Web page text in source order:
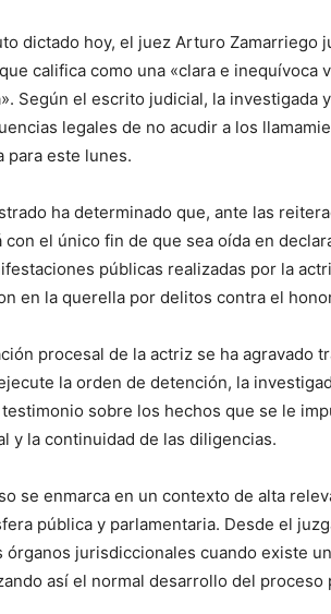
dictado hoy, el juez Arturo Zamarriego
califica como una «clara e inequívoca
Según el escrito judicial, la investigada
legales de no acudir a los
para este lunes.
ha determinado que, ante las
con el único fin de que sea oída en
públicas realizadas por la
en la querella por delitos contra el
procesal de la actriz se ha agravado
la orden de detención, la
sobre los hechos que se le
y la continuidad de las diligencias.
se enmarca en un contexto de alta
pública y parlamentaria. Desde el
órganos jurisdiccionales cuando existe
así el normal desarrollo del proceso